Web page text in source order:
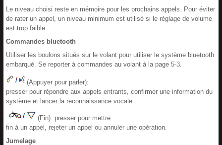
Le niveau choisi reste en mémoire pour les prochains appels. Pour éviter
de rater un appel, un niveau minimum est utilisé si le réglage de volume
est trop faible.
Commandes bluetooth
Utiliser les boulons situés sur le volant pour utiliser le système bluetooth
embarqué. Se reporter à commandes au volant à la page 5-3.
(Appuyer pour parler):
presser pour répondre aux appels entrants, confirmer une information du
système et lancer la reconnaissance vocale.
(Fin): presser pour mettre
fin à un appel, rejeter un appel ou annuler une opération.
Jumelage